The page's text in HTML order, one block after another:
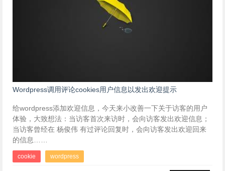
Wordpress调用评论cookies用户信息以发出欢迎提示
给wordpress添加欢迎信息，今天来小改善一下关于访客的用户
体验，大致想法：当访客首次来访时，会向访客发出欢迎信息；
当访客曾经在 杨俊伟 有过评论回复时，会向访客发出欢迎回来
的信息……
cookie wordpress